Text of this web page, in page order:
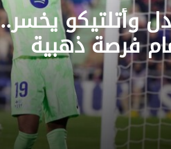
وأتلتيكو يخسر..
فرصة ذهبية